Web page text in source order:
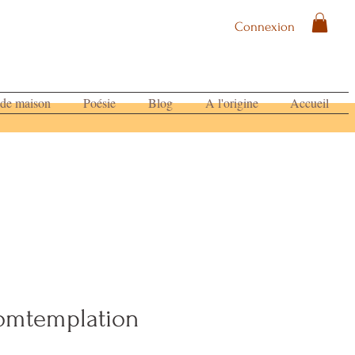
Connexion
maison Poésie Blog A l'origine Accueil